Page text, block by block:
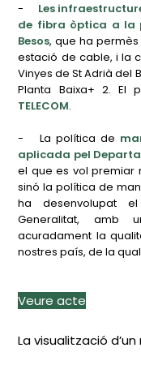
-
Les
de fibra òptica a la
Besos, que ha
estació de cable, i la
Vinyes de St Adrià del
Planta Baixa+ 2. El
TELECOM.
- La política de
aplicada pel
el que es vol premiar
sinó la política de
ha desenvolupat
Generalitat, amb
acuradament la
nostres país, de la
Veure acte
La visualització